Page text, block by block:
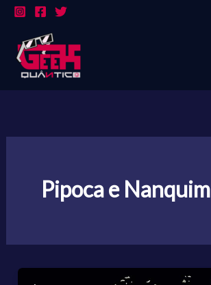
conteúdo
Pipoca e Nanquim